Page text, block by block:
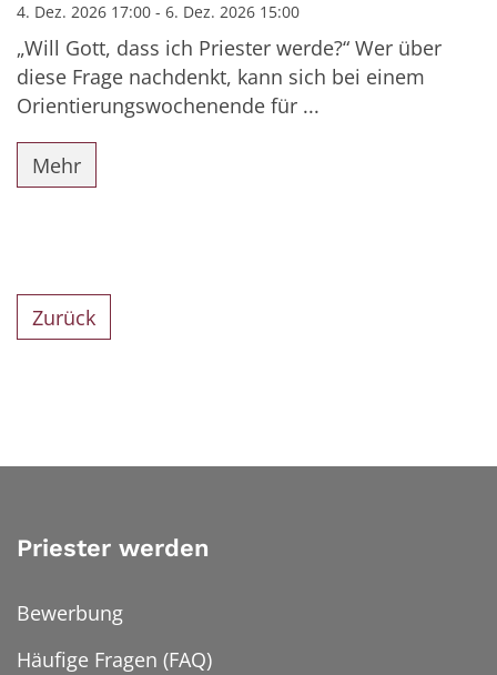
4. Dez. 2026 17:00 - 6. Dez. 2026 15:00
„Will Gott, dass ich Priester werde?“ Wer über
diese Frage nachdenkt, kann sich bei einem
Orientierungswochenende für ...
Mehr
Zurück
Priester werden
Bewerbung
Häufige Fragen (FAQ)